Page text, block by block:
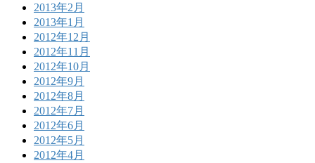
2013年2月
2013年1月
2012年12月
2012年11月
2012年10月
2012年9月
2012年8月
2012年7月
2012年6月
2012年5月
2012年4月